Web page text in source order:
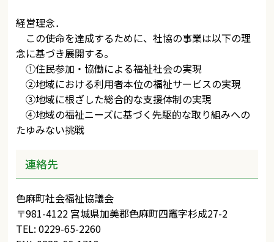
経営理念．
この使命を達成するために、社協の事業は以下の理
念に基づき展開する。
①住民参加・協働による福祉社会の実現
②地域における利用者本位の福祉サービスの実現
③地域に根ざした総合的な支援体制の実現
④地域の福祉ニーズに基づく先駆的な取り組みへの
たゆみない挑戦
連絡先
色麻町社会福祉協議会
〒981-4122 宮城県加美郡色麻町四竈字杉成27-2
TEL: 0229-65-2260